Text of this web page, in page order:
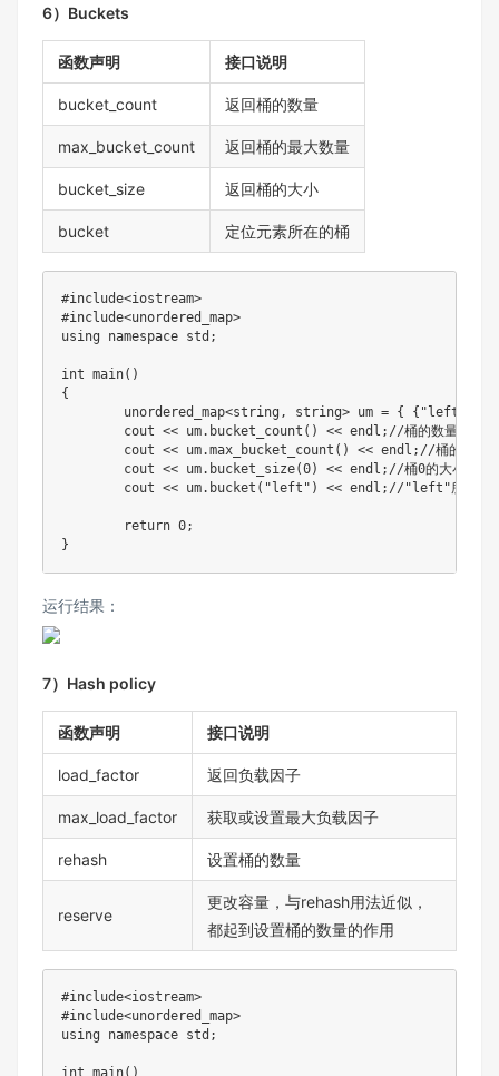
6）Buckets
函数声明 接口说明
bucket_count 返回桶的数量
max_bucket_count 返回桶的最大数量
bucket_size 返回桶的大小
bucket 定位元素所在的桶
#include<iostream>
#include<unordered_map>
using
namespace std ;
int main( )
{
	unordered_map
<string , string> um = { { "left"
	cout
<< um. bucket_count ( ) << endl ; //桶的数量
	cout
<< um.max_bucket_count ( ) << endl ; //桶的最大
	cout
<< um. bucket_size(0) << endl ; //桶0的大小
	cout
<< um. bucket ( "left" ) << endl ; //"left"所在的
return 0;
}
运行结果：
7）Hash policy
函数声明 接口说明
load_factor 返回负载因子
max_load_factor 获取或设置最大负载因子
rehash 设置桶的数量
reserve
更改容量，与rehash用法近似，
都起到设置桶的数量的作用
#include<iostream>
#include<unordered_map>
using
namespace std ;
int main( )